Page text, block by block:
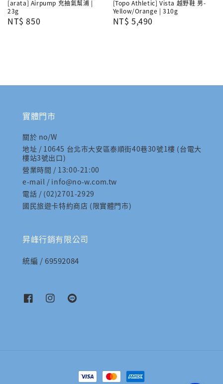
[arata] Airpump 充抽氣幫浦 |
23g
Regular
NT$ 850
[Topo Athletic] Vista 越野鞋 男-
Yellow/Orange | 310g
Regular
NT$ 5,490
實體門市
關於 no/W
地址 / 10645 台北市大安區泰順街40巷30號1樓 (台電大
樓站3號出口)
營業時間 / 13:00-21:00
e-mail / info@no-w.com.tw
電話 / (02)2701-2929
國民旅遊卡特約商店 (限實體門市)
昇峰行銷有限公司
統編 / 69592084